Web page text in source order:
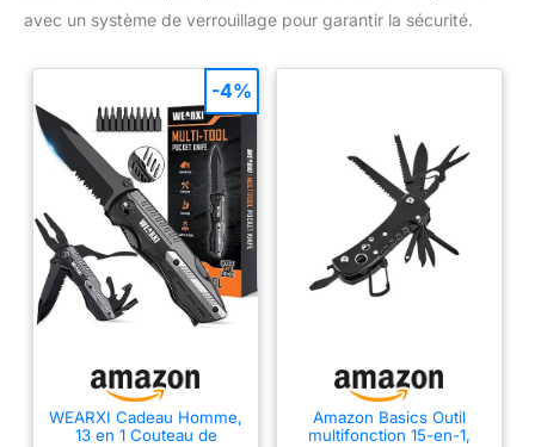
avec un système de verrouillage pour garantir la sécurité.
WEARXI Cadeau Homme,
13 en 1 Couteau de
-4%
Amazon Basics Outil
multifonction 15-en-1,